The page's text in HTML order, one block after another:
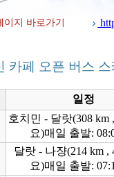
이지 바로가기
카페 오픈 버스
일정
호치민 - 달랏(308 km
요)매일 출발:
달랏 - 나쟝(214 km ,
요)매일 출발: